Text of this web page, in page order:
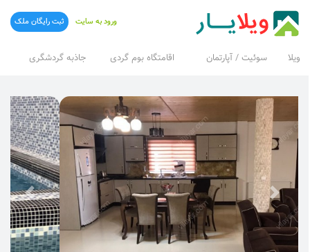
ویلا سوئیت / آپارتمان اقامتگاه بوم گردی جاذبه گردشگری
ورود به سایت ثبت رایگان ملک